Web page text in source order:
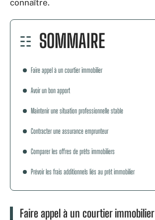
connaître.
SOMMAIRE
Faire appel à un courtier immobilier
Avoir un bon apport
Maintenir une situation professionnelle stable
Contracter une assurance emprunteur
Comparer les offres de prêts immobiliers
Prévoir les frais additionnels liés au prêt immobilier
Faire appel à un courtier immobilier